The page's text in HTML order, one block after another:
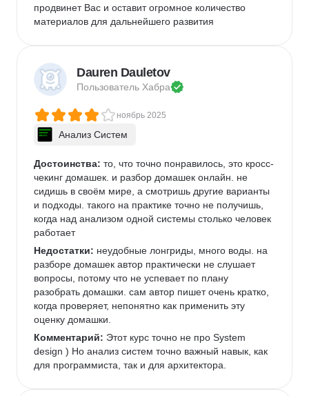
продвинет Вас и оставит огромное количество
материалов для дальнейшего развития
Dauren Dauletov
Пользователь Хабра
ноябрь 2025
Анализ Систем
Достоинства: то, что точно понравилось, это кросс-
чекинг домашек. и разбор домашек онлайн. не
сидишь в своём мире, а смотришь другие варианты
и подходы. такого на практике точно не получишь,
когда над анализом одной системы столько человек
работает
Недостатки: неудобные лонгриды, много воды. на
разборе домашек автор практически не слушает
вопросы, потому что не успевает по плану
разобрать домашки. сам автор пишет очень кратко,
когда проверяет, непонятно как применить эту
оценку домашки.
Комментарий: Этот курс точно не про System
design ) Но анализ систем точно важный навык, как
для программиста, так и для архитектора.